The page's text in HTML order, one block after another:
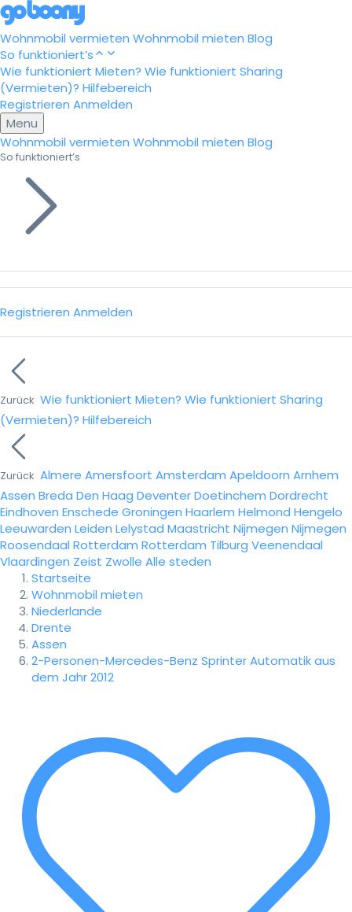
Wohnmobil vermieten Wohnmobil mieten Blog
So funktioniert’s
Wie funktioniert Mieten? Wie funktioniert Sharing
(Vermieten)? Hilfebereich
Registrieren Anmelden
Menu
Wohnmobil vermieten Wohnmobil mieten Blog
So funktioniert’s
Registrieren Anmelden
Zurück Wie funktioniert Mieten? Wie funktioniert Sharing
(Vermieten)? Hilfebereich
Zurück Almere Amersfoort Amsterdam Apeldoorn Arnhem
Assen Breda Den Haag DeventerDoetinchem Dordrecht
Eindhoven Enschede Groningen Haarlem Helmond Hengelo
Leeuwarden Leiden Lelystad Maastricht Nijmegen Nijmegen
Roosendaal Rotterdam Rotterdam Tilburg Veenendaal
Vlaardingen Zeist Zwolle Alle steden
Startseite
Wohnmobil mieten
Niederlande
Drente
Assen
2-Personen-Mercedes-Benz Sprinter Automatik aus
dem Jahr 2012